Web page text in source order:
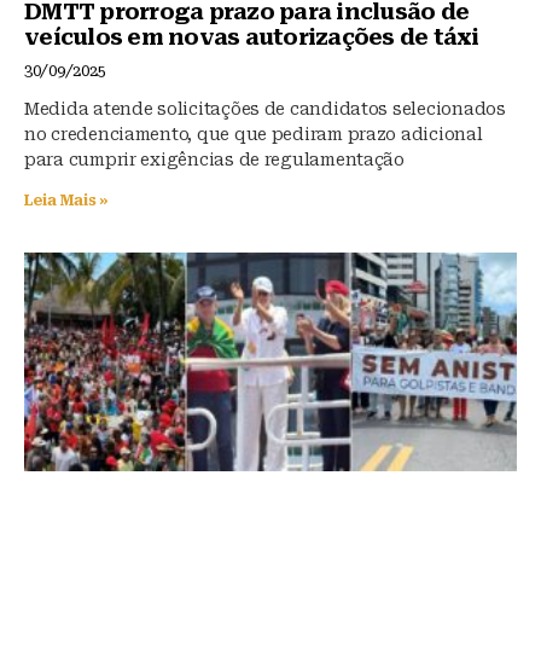
DMTT prorroga prazo para inclusão de
veículos em novas autorizações de táxi
30/09/2025
Medida atende solicitações de candidatos selecionados
no credenciamento, que que pediram prazo adicional
para cumprir exigências de regulamentação
Leia Mais »